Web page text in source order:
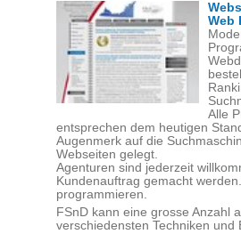
Web
Alle
entsprechen dem heutigen
Augenmerk auf die
Webseiten gelegt.
Agenturen sind jederzeit
Kundenauftrag gemacht
programmieren.
FSnD kann eine grosse Anzahl
verschiedensten Techniken und